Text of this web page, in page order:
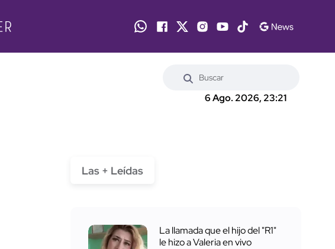
6 Ago. 2026, 23:21
Las + Leídas
La llamada que el hijo del "R1"
le hizo a Valeria en vivo